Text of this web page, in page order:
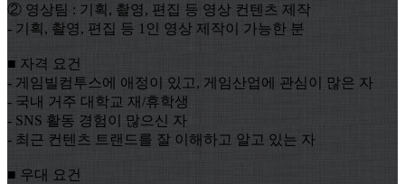
② 영상팀 : 기획, 촬영, 편집 등 영상 컨텐츠 제작
- 기획, 촬영, 편집 등 1인 영상 제작이 가능한 분
■ 자격 요건
- 게임빌컴투스에 애정이 있고, 게임산업에 관심이 많은 자
- 국내 거주 대학교 재/휴학생
- SNS 활동 경험이 많으신 자
- 최근 컨텐츠 트랜드를 잘 이해하고 알고 있는 자
■ 우대 요건